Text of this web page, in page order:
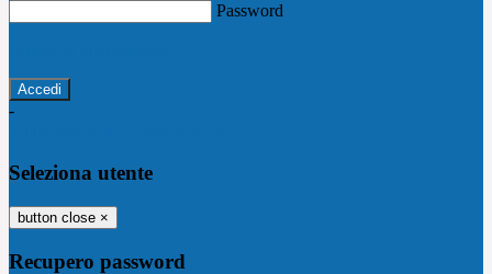
Password
-
Seleziona utente
button close ×
Recupero password